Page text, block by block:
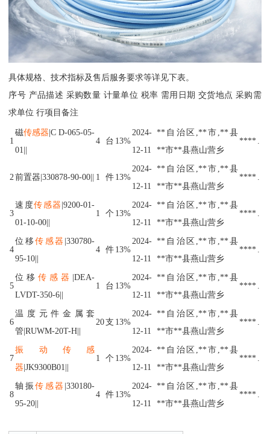
具体规格、技术指标及售后服务要求等详见下表。
序号 产品描述 采购数量 计量单位 税率 需用日期 交货地点 采购需
求单位 行项目备注
1
磁传感器|C D-065-05-
01||
4 台 13%
2024-
12-11
**自治区,**市,**县
**市**县燕山营乡
****
2 前置器|330878-90-00|| 1 件13%
2024-
12-11
**自治区,**市,**县
**市**县燕山营乡
****
3
速度传感器|9200-01-
01-10-00||
1 个 13%
2024-
12-11
**自治区,**市,**县
**市**县燕山营乡
****
4
位移传感器 |330780-
95-10||
4 件13%
2024-
12-11
**自治区,**市,**县
**市**县燕山营乡
****
5
位移传感器 |DEA-
LVDT-350-6||
1 台 13%
2024-
12-11
**自治区,**市,**县
**市**县燕山营乡
****
6
温度元件金属套
管|RUWM-20T-H||
20支 13%
2024-
12-11
**自治区,**市,**县
**市**县燕山营乡
****
7
振动 传感
器|JK9300B01||
1 个 13%
2024-
12-11
**自治区,**市,**县
**市**县燕山营乡
****
8
轴振传感器 |330180-
95-20||
4 件13%
2024-
12-11
**自治区,**市,**县
**市**县燕山营乡
****